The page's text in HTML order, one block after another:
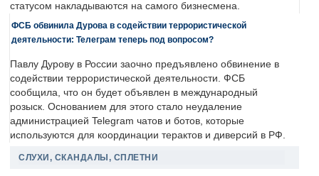
статусом накладываются на самого бизнесмена.
ФСБ обвинила Дурова в содействии террористической
деятельности: Телеграм теперь под вопросом?
Павлу Дурову в России заочно предъявлено обвинение в
содействии террористической деятельности. ФСБ
сообщила, что он будет объявлен в международный
розыск. Основанием для этого стало неудаление
администрацией Telegram чатов и ботов, которые
используются для координации терактов и диверсий в РФ.
СЛУХИ, СКАНДАЛЫ, СПЛЕТНИ